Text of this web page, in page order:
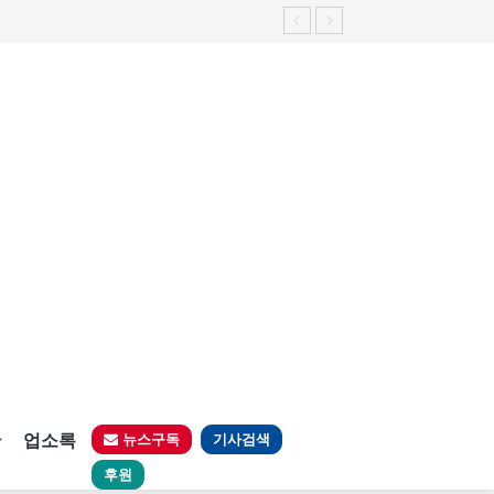
업소록 뉴스구독 기사검색
후원